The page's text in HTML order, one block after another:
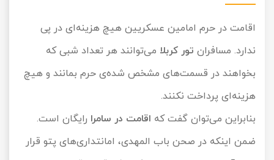
اقامت در حرم امامین عسکریین هیچ هزینه‌ای در پی
ندارد. مسافران تور کربلا می‌توانند هر تعداد شبی که
بخواهند در قسمت‌های مشخص شده‌ی حرم بمانند و هیچ
هزینه‌ای پرداخت نکنند.
بنابراین می‌توان گفت که اقامت در سامرا رایگان است.
ضمن اینکه در صحن باب المهدی، امانتداری‌های پتو قرار